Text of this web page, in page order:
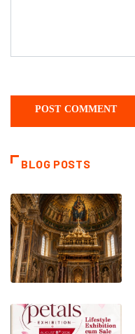
BLOG POSTS